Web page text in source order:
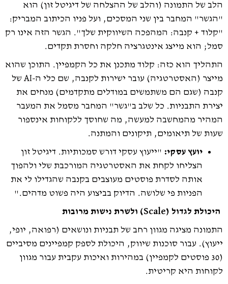
הלב של התמונה (והלב של ההצלחה של דיגיטל זון) הוא
"הגשר" המחבר בין שני המסכים, ועל פניו הכיתוב המבריק:
"קלוד + קנבה: המהפכה השיווקית שלך". הגשר הזה אינו רק
סמל; הוא מייצג אינטגרציה חלקה וחסרת תקדים.
התהליך הוא כזה: קלוד מתכנן את כל הקמפיין. התוכן שהוא
מייצר (האסטרטגיה) עובר ישירות לקנבה, שם כלי ה-AI של
קנבה (שגם הם משתמשים במודלים מתקדמים) מנחים את
יצירת התבניות. כל שלב ב"גשר" המחבר מסמל את המעבר
המהיר מהמחשבה למעשה, מה שחוסך ללקוחות אינספור
שעות של תיאומים, תיקונים והמתנה.
יועץ עסקי: "ייעוץ עסקי דורש סמכותיות. דיגיטל זון
הצליחו לקחת את האסטרטגיה המורכבת שלי ולהפוך
אותה לסדרת פוסטים מעוצבים בקנבה שהגדילו לי את
הפניות פי שלושה. הדיוק בביצוע היה פשוט מדהים."
היכולת לגדול (Scale) ולשרת נישות מרובות
התמונה מציגה מגוון רחב של תבניות ונושאים (רפואה, יופי,
ייעוץ). עבור סוכנות שיווק, היכולת לספק קמפיינים מסיביים
(30 פוסטים לקמפיין) במהירות ואיכות עקבית עבור מגוון
לקוחות היא קריטית.